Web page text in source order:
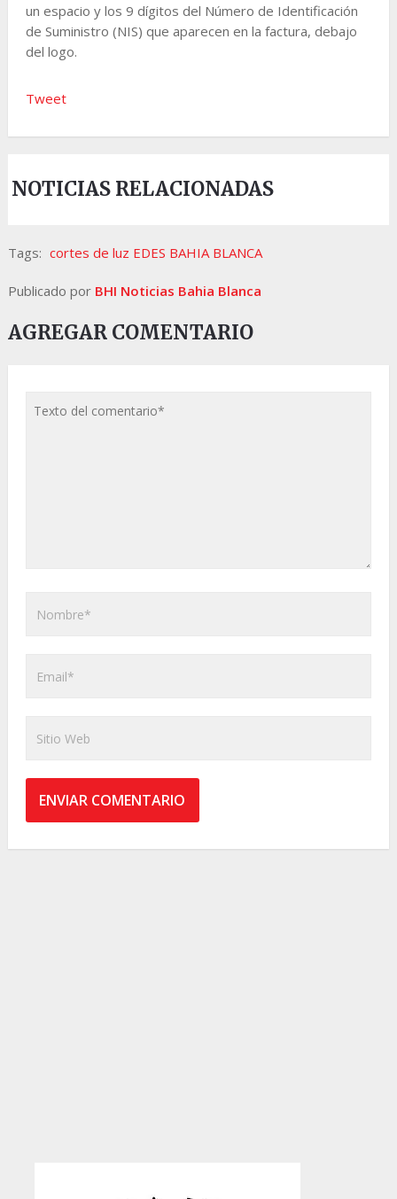
un espacio y los 9 dígitos del Número de Identificación
de Suministro (NIS) que aparecen en la factura, debajo
del logo.
Tweet
NOTICIAS RELACIONADAS
Tags: cortes de luz EDES BAHIA BLANCA
Publicado por BHI Noticias Bahia Blanca
AGREGAR COMENTARIO